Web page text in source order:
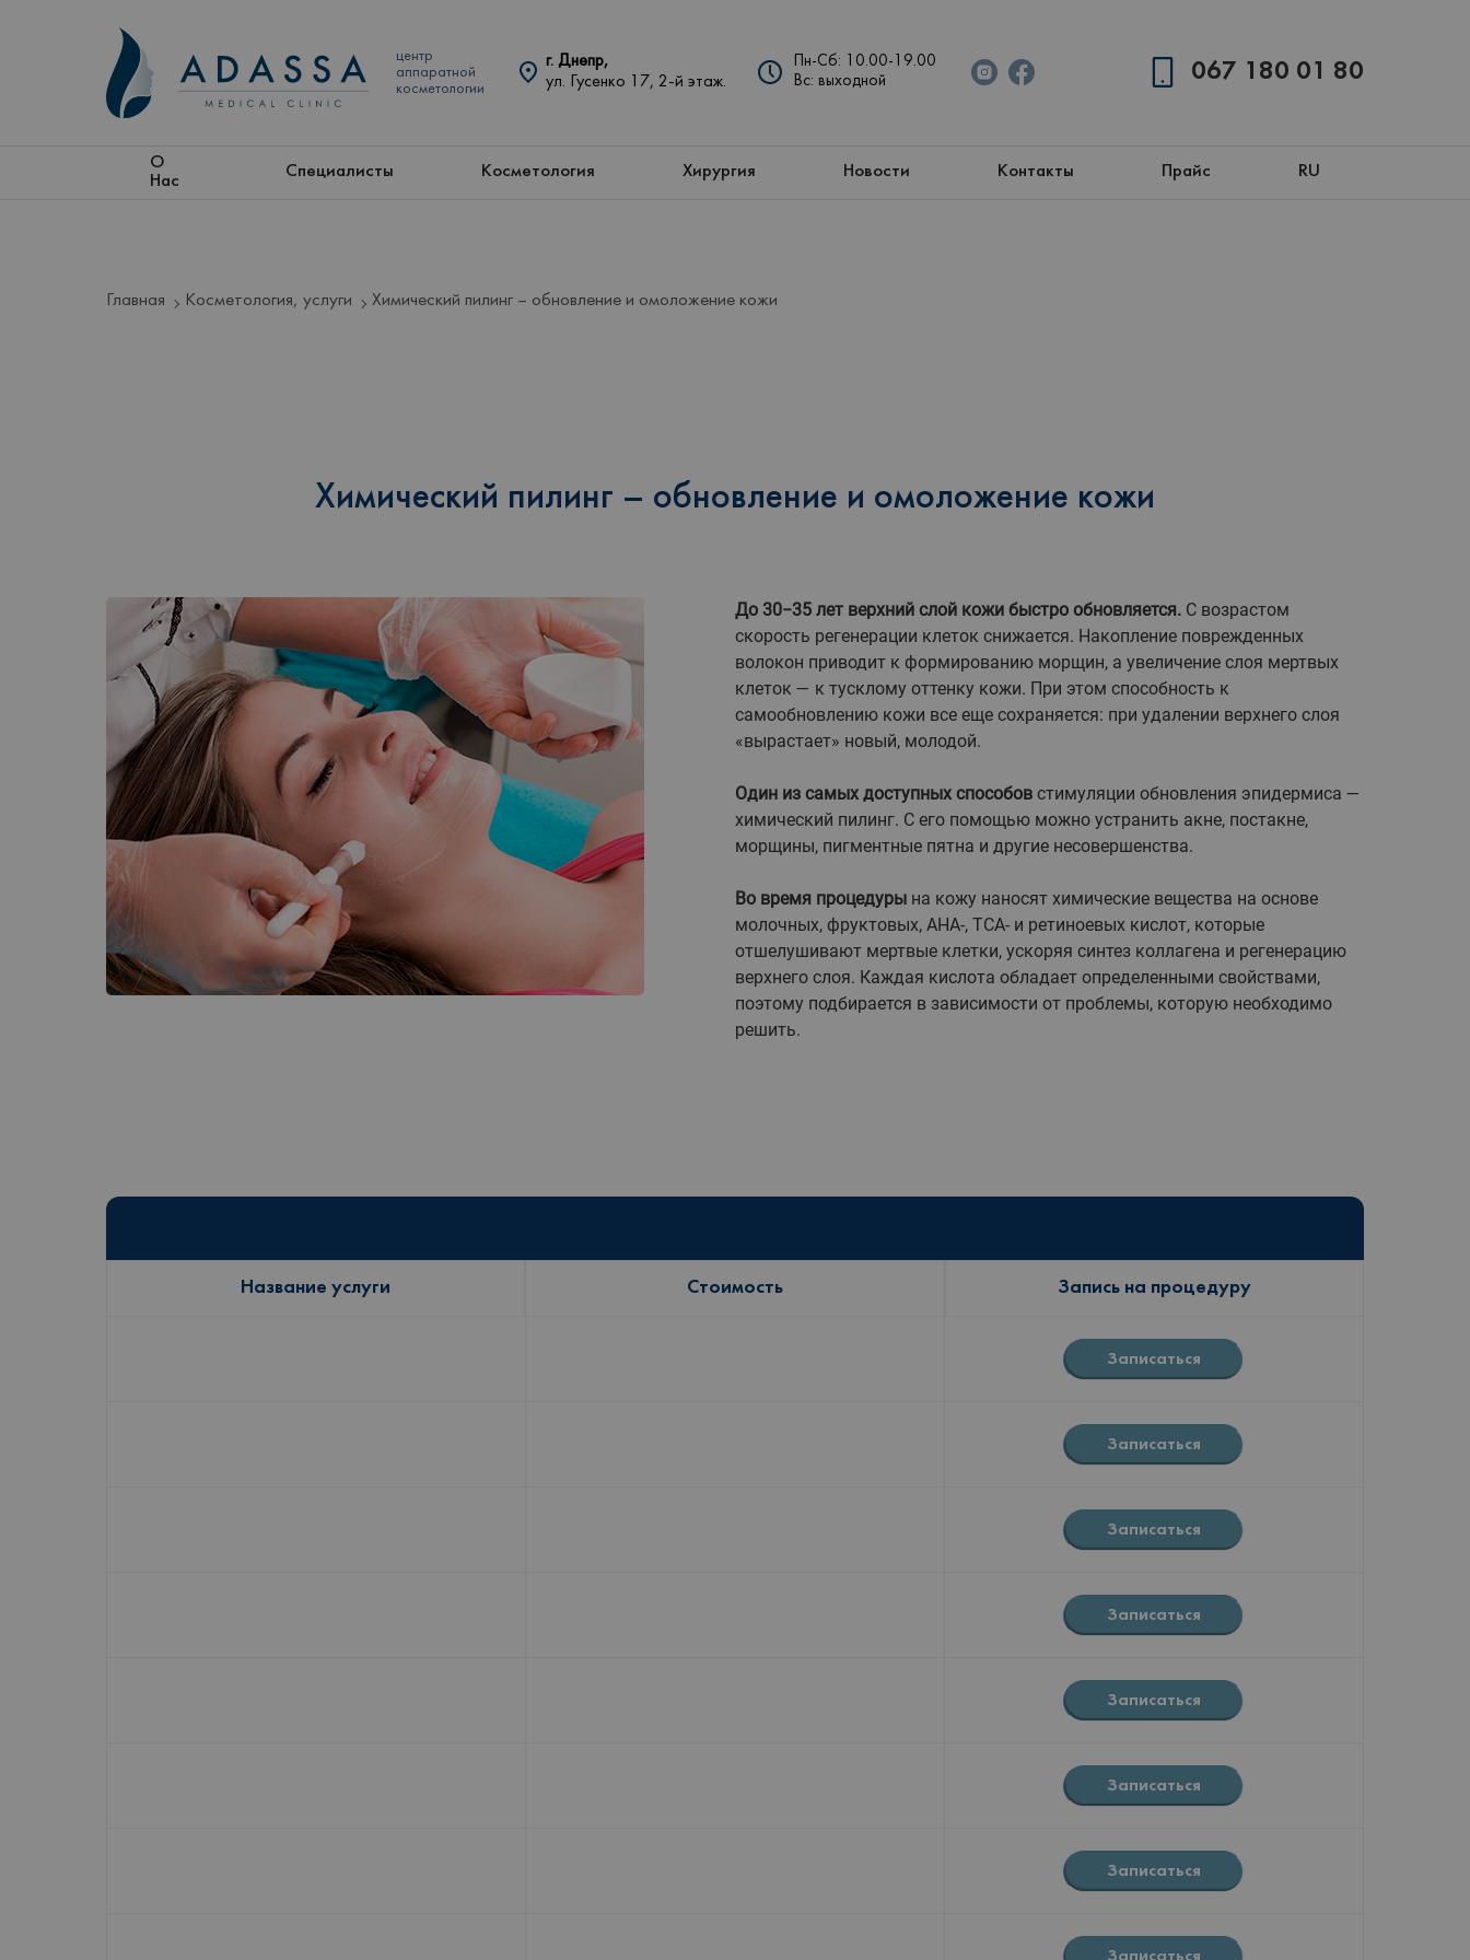
центр
аппаратной
косметологии
г. Днепр,
ул. Гусенко 17, 2-й этаж.
Пн-Сб: 10.00-19.00
Вс: выходной
067 180 01 80
О
Нас
Специалисты Косметология Хирургия Новости Контакты Прайс RU
Главная Косметология, услуги Химический пилинг – обновление и омоложение кожи
Химический пилинг – обновление и омоложение кожи
До 30−35 лет верхний слой кожи быстро обновляется. С возрастом
скорость регенерации клеток снижается. Накопление поврежденных
волокон приводит к формированию морщин, а увеличение слоя мертвых
клеток — к тусклому оттенку кожи. При этом способность к
самообновлению кожи все еще сохраняется: при удалении верхнего слоя
«вырастает» новый, молодой.
Один из самых доступных способов стимуляции обновления эпидермиса —
химический пилинг. С его помощью можно устранить акне, постакне,
морщины, пигментные пятна и другие несовершенства.
Во время процедуры на кожу наносят химические вещества на основе
молочных, фруктовых, АНА-, TCA- и ретиноевых кислот, которые
отшелушивают мертвые клетки, ускоряя синтез коллагена и регенерацию
верхнего слоя. Каждая кислота обладает определенными свойствами,
поэтому подбирается в зависимости от проблемы, которую необходимо
решить.
Название услуги Стоимость Запись на процедуру
Записаться
Записаться
Записаться
Записаться
Записаться
Записаться
Записаться
Записаться